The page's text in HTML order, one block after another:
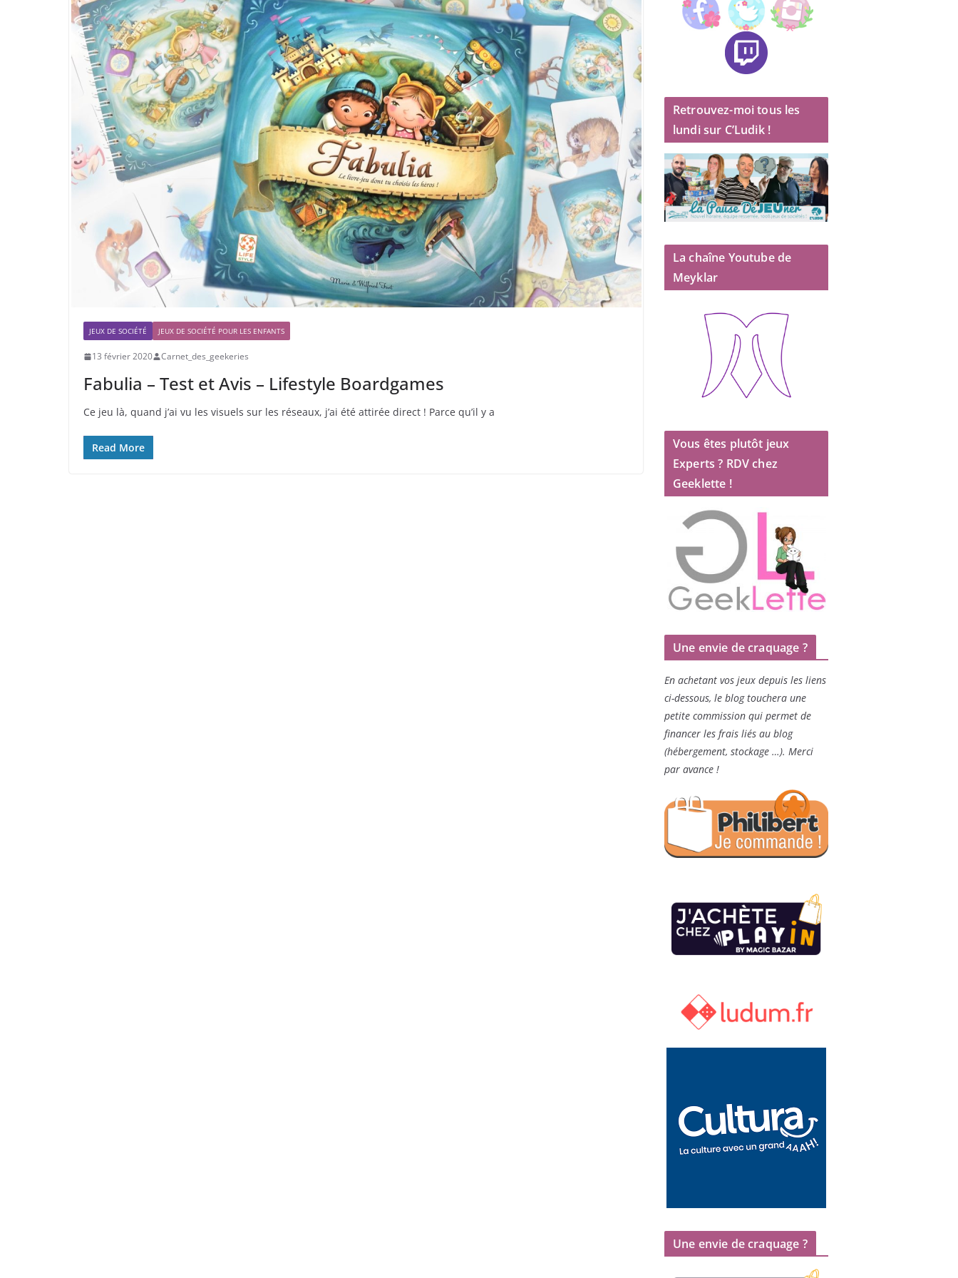
JEUX DE SOCIÉTÉ JEUX DE SOCIÉTÉ POUR LES ENFANTS
13 février 2020 Carnet_des_geekeries
Fabulia – Test et Avis – Lifestyle Boardgames
Ce jeu là, quand j’ai vu les visuels sur les réseaux, j’ai été attirée direct ! Parce qu’il y a
Read More
Retrouvez-moi tous les
lundi sur C’Ludik !
La chaîne Youtube de
Meyklar
Vous êtes plutôt jeux
Experts ? RDV chez
Geeklette !
Une envie de craquage ?
En achetant vos jeux depuis les liens
ci-dessous, le blog touchera une
petite commission qui permet de
financer les frais liés au blog
(hébergement, stockage …). Merci
par avance !
Une envie de craquage ?